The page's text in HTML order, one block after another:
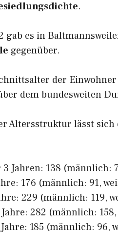
.
gab es in
gegenüber.
der
dem bundesweiten
Altersstruktur lässt
3 Jahren: 138 (männlich:
176 (männlich: 91,
229 (männlich: 119,
Jahre: 282 (männlich:
Jahre: 185 (männlich: 96,